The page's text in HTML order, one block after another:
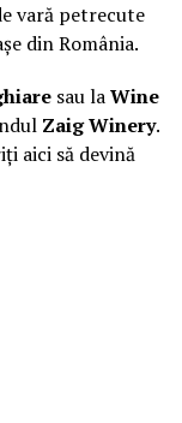
vară petrecute
din România.
sau laWine
Zaig Winery.
aici să devină